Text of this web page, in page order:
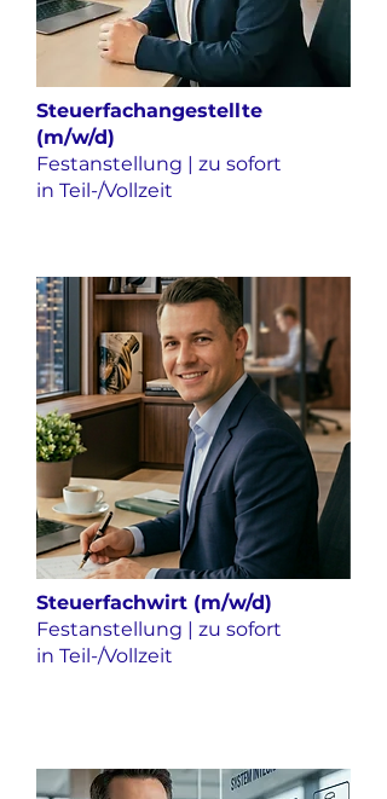
Steuerfachangestellte
(m/w/d)
Festanstellung | zu sofort
in Teil-/Vollzeit
Steuerfachwirt (m/w/d)
Festanstellung | zu sofort
in Teil-/Vollzeit